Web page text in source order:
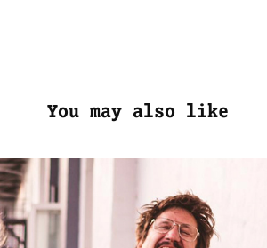
You may also like